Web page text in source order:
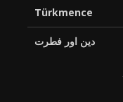
Türkmence
دین اور فطرت